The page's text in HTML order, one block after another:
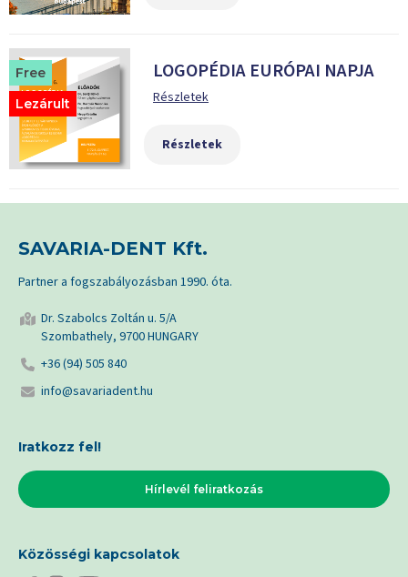
Free
Lezárult
LOGOPÉDIA EURÓPAI NAPJA
Részletek
Részletek
SAVARIA-DENT Kft.
Partner a fogszabályozásban 1990. óta.
Dr. Szabolcs Zoltán u. 5/A
Szombathely, 9700 HUNGARY
+36 (94) 505 840
info@savariadent.hu
Iratkozz fel!
Hírlevél feliratkozás
Közösségi kapcsolatok